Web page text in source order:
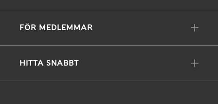
FÖR MEDLEMMAR
HITTA SNABBT